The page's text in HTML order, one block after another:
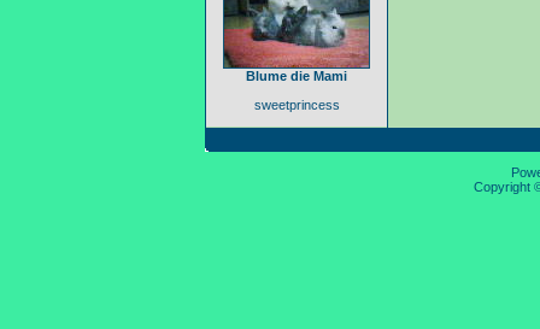
Blume die Mami
sweetprincess
Copyright